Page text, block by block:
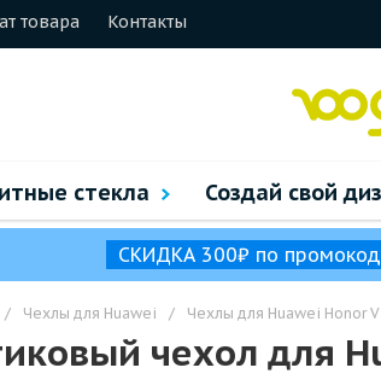
товара Контакты
стекла Создай свой
СКИДКА 300₽ по
/ Чехлы для Huawei / Чехлы для Huawei Honor
чехол для